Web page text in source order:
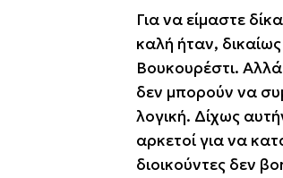
Για να είμαστε
καλή ήταν,
Βουκουρέστι.
δεν μπορούν να
λογική. Δίχως
αρκετοί για να
διοικούντες δεν